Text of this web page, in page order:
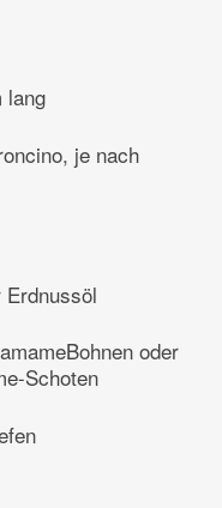
lang
je nach
Erdnussöl
oder
Schoten